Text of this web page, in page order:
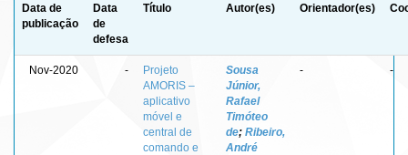
Data de
publicação
Data
de
defesa
Título Autor(es) Orientador(es)
Nov-2020 -
Projeto
AMORIS –
aplicativo
móvel e
central de
comando e
Sousa
Júnior,
Rafael
Timóteo
de; Ribeiro,
André
- -